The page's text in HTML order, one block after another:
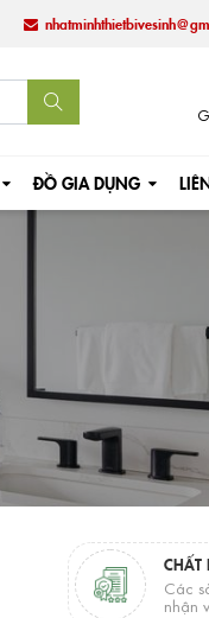
ĐỒ GIA DỤNG
CHẤT
Các
nhận